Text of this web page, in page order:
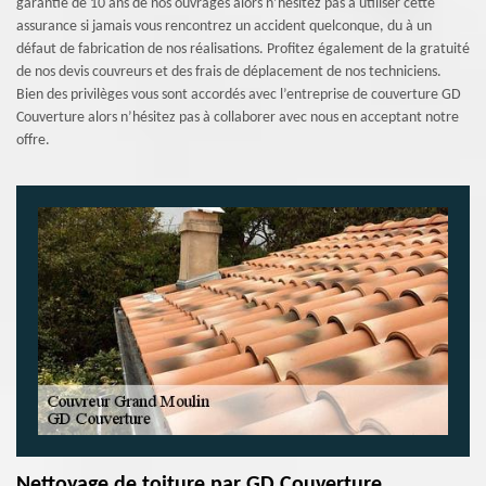
garantie de 10 ans de nos ouvrages alors n’hésitez pas à utiliser cette
assurance si jamais vous rencontrez un accident quelconque, du à un
défaut de fabrication de nos réalisations. Profitez également de la gratuité
de nos devis couvreurs et des frais de déplacement de nos techniciens.
Bien des privilèges vous sont accordés avec l’entreprise de couverture GD
Couverture alors n’hésitez pas à collaborer avec nous en acceptant notre
offre.